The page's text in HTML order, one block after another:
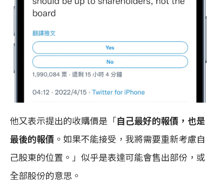
他又表示提出的收購價是「自己最好的報價，也是
最後的報價 。如果不能接受，我將需要重新考慮自
己股東的位置。」似乎是表達可能會售出部份，或
全部股份的意思。